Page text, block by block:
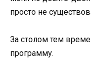
просто не
За столом тем
программу.